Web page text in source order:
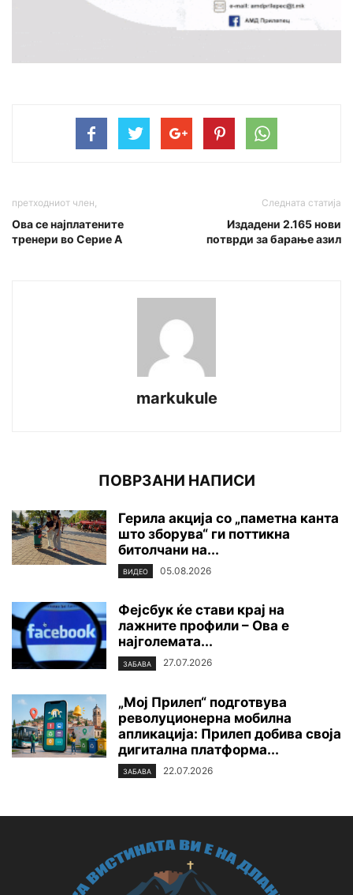
претходниот член,
Ова се најплатените
тренери во Серие А
Следната статија
Издадени 2.165 нови
потврди за барање азил
markukule
ПОВРЗАНИ НАПИСИ
Герила акција со „паметна канта
што зборува“ ги поттикна
битолчани на...
ВИДЕО 05.08.2026
Фејсбук ќе стави крај на
лажните профили – Ова е
најголемата...
ЗАБАВА 27.07.2026
„Мој Прилеп“ подготвува
револуционерна мобилна
апликација: Прилеп добива своја
дигитална платформа...
ЗАБАВА 22.07.2026